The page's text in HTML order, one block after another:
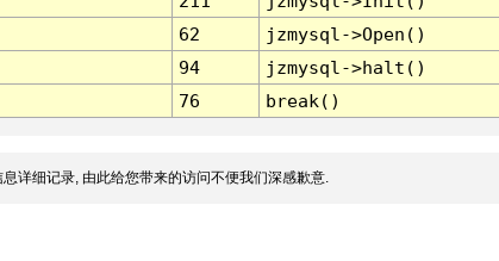
62
jzmysql->Open()
94
jzmysql->halt()
76 break()
详细记录, 由此给您带来的访问不便我们深感歉意.